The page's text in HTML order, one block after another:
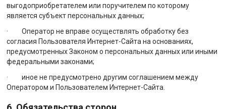
выгодоприобретателем или поручителем по которому
является субъект персональных данных;
· Оператор не вправе осуществлять обработку без
согласия Пользователя Интернет-Сайта на основаниях,
предусмотренных Законом о персональных данных или иными
федеральными законами;
· иное не предусмотрено другим соглашением между
Оператором и Пользователем Интернет-Сайта.